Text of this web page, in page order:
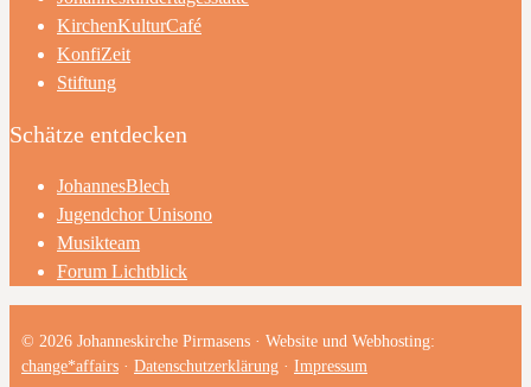
KirchenKulturCafé
KonfiZeit
Stiftung
Schätze entdecken
JohannesBlech
Jugendchor Unisono
Musikteam
Forum Lichtblick
© 2026 Johanneskirche Pirmasens · Website und Webhosting:
change*affairs · Datenschutzerklärung · Impressum